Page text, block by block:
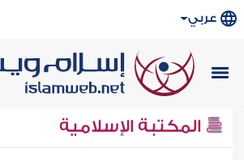
عربي
المكتبة الإسلامية